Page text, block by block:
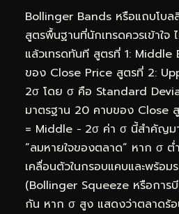
Bollinger Bands หรือแถบโบ
สูตรพื้นฐานที่นักเทรดควรเข้าใจ
แล้วเทรดทันที สูตรที่ 1: Middle
ของ Close Price สูตรที่ 2:
2σ โดย σ คือ Standard
มาตรฐาน 20 คาบของ Close
= Middle − 2σ ค่า σ นี้สำคัญม
“ลมหายใจของตลาด” หาก σ ต่
เคลื่อนตัวในกรอบแคบและพร้อมร
(Bollinger Squeeze หรือการ
กัน หาก σ สูง แสดงว่าตลาดร้อ